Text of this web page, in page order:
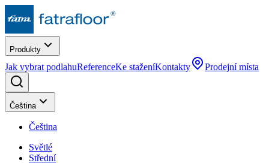
Produkty
Jak vybrat podlahuReferenceKe staženíKontakty Prodejní místa
Čeština
Čeština
Světlé
Střední